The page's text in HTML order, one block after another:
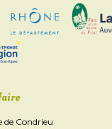
de Condrieu